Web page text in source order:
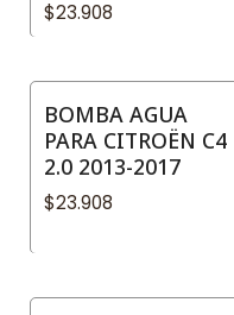
$23.908
BOMBA AGUA
PARA CITROËN C4
2.0 2013-2017
$23.908